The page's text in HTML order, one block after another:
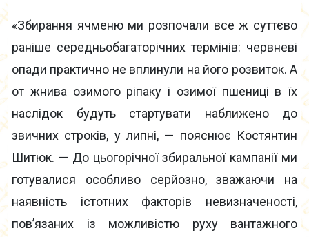
«Збирання ячменю ми розпочали все ж суттєво
раніше середньобагаторічних термінів: червневі
опади практично не вплинули на його розвиток. А
от жнива озимого ріпаку і озимої пшениці в їх
наслідок будуть стартувати наближено до
звичних строків, у липні, — пояснює Костянтин
Шитюк. — До цьогорічної збиральної кампанії ми
готувалися особливо серйозно, зважаючи на
наявність істотних факторів невизначеності,
пов’язаних із можливістю руху вантажного